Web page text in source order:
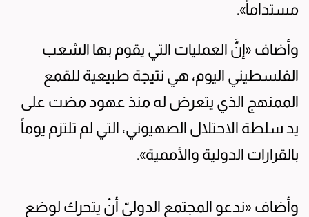
مستداماً».
وأضاف «إنَّ العمليات التي يقوم بها الشعب
الفلسطيني اليوم، هي نتيجة طبيعية للقمع
الممنهج الذي يتعرض له منذ عهود مضت على
يد سلطة الاحتلال الصهيوني، التي لم تلتزم يوماً
بالقرارات الدولية والأممية».
وأضاف «ندعو المجتمع الدوليّ أنْ يتحرك لوضع